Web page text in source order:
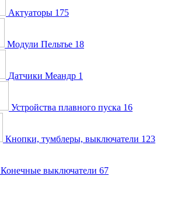
Актуаторы 175
Модули Пельтье 18
Датчики Меандр 1
Устройства плавного пуска 16
Кнопки, тумблеры, выключатели 123
Конечные выключатели 67